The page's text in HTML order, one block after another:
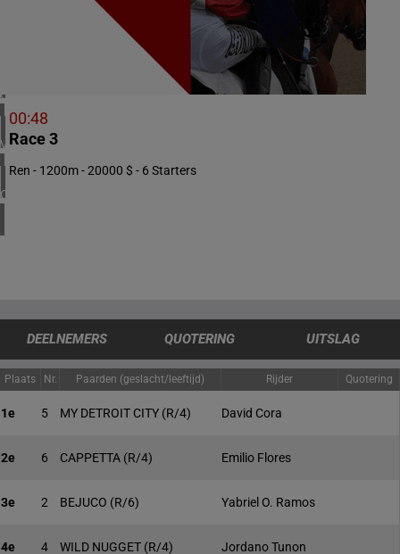
CHILI
1 meeting(s)
VERENIGDE STATEN
4 meeting(s)
CANADA
1 meeting(s)
00:48
Race 3
Ren - 1200m - 20000 $ - 6 Starters
DEELNEMERS QUOTERING UITSLAG
Plaats Nr. Paarden (geslacht/leeftijd) Rijder Quotering
1e 5 MY DETROIT CITY (R/4) David Cora
2e 6 CAPPETTA (R/4) Emilio Flores
3e 2 BEJUCO (R/6) Yabriel O. Ramos
4e 4 WILD NUGGET (R/4) Jordano Tunon